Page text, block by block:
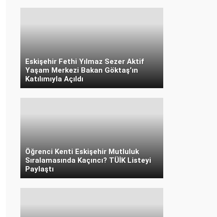
Eskişehir Fethi Yılmaz Sezer Aktif
Yaşam Merkezi Bakan Göktaş’ın
Katılımıyla Açıldı
Öğrenci Kenti Eskişehir Mutluluk
Sıralamasında Kaçıncı? TÜİK Listeyi
Paylaştı